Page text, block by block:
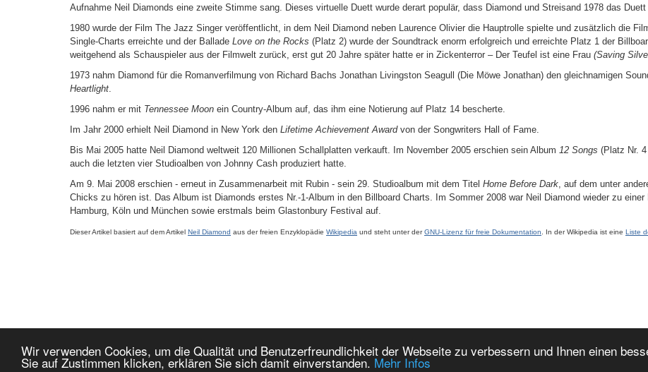
Wir verwenden Cookies, um die Qualität und Benutzerfreundlichkeit der Webseite zu verbessern und Ihnen einen
Sie auf Zustimmen klicken, erklären Sie sich damit einverstanden. Mehr Infos
Aufnahme Neil Diamonds eine zweite Stimme sang. Dieses virtuelle Duett wurde derart populär, dass Diamond und Streisand 1978 das
1980 wurde der Film The Jazz Singer veröffentlicht, in dem Neil Diamond neben Laurence Olivier die Hauptrolle spielte und zusätzlich die
Single-Charts erreichte und der Ballade Love on the Rocks (Platz 2) wurde der Soundtrack enorm erfolgreich und erreichte Platz 1 der
weitgehend als Schauspieler aus der Filmwelt zurück, erst gut 20 Jahre später hatte er in Zickenterror – Der Teufel ist eine Frau (Saving
1973 nahm Diamond für die Romanverfilmung von Richard Bachs Jonathan Livingston Seagull (Die Möwe Jonathan) den gleichnamigen
Heartlight
1996 nahm er mit Tennessee Moon ein Country-Album auf, das ihm eine Notierung auf Platz 14 bescherte.
Im Jahr 2000 erhielt Neil Diamond in New York den Lifetime Achievement Awardvon der Songwriters Hall of Fame.
Bis Mai 2005 hatte Neil Diamond weltweit 120 Millionen Schallplatten verkauft. Im November 2005 erschien sein Album 12 Songs (Platz Nr.
auch die letzten vier Studioalben von Johnny Cash produziert hatte.
Am 9. Mai 2008 erschien - erneut in Zusammenarbeit mit Rubin - sein 29. Studioalbum mit dem Titel Home Before Dark , auf dem unter
Chicks zu hören ist. Das Album ist Diamonds erstes Nr.-1-Album in den Billboard Charts. Im Sommer 2008 war Neil Diamond wieder zu
Hamburg, Köln und München sowie erstmals beim Glastonbury Festival auf.
Dieser Artikel basiert auf dem Artikel Neil Diamond aus der freien Enzyklopädie Wikipedia und steht unter derGNU-Lizenz für freie Dokumentation . In der Wikipedia ist eine Liste
Webdesign by Worldsoft AG | www.worldsoft.info|Startseite|Impressum| Datenschutz|